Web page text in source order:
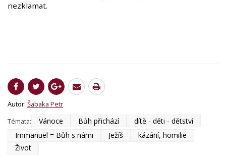
nezklamat.
Autor: Šabaka Petr
Témata:
Vánoce Bůh přichází
dítě - děti - dětství
Immanuel = Bůh s námi
Ježíš
kázání, homilie
Život